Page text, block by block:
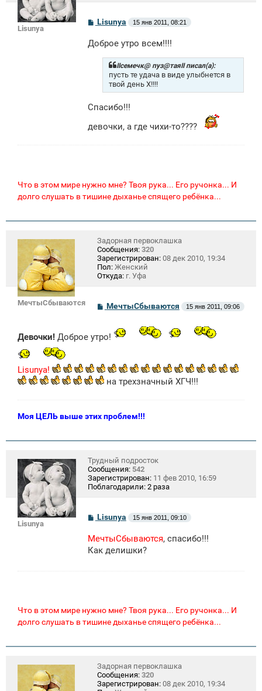
Lisunya
С
о
б
Lisunya 15 янв 2011, 08:21
Доброе утро всем!!!!
IIсемечк@ пуз@таяII писал(а):
пусть те удача в виде улыбнется в
твой день Х!!!!
Спасибо!!!
девочки, а где чихи-то????
Что в этом мире нужно мне? Твоя рука... Его ручонка... И
долго слушать в тишине дыханье спящего ребёнка...
МечтыСбываются
Задорная первоклашка
Сообщения: 320
Зарегистрирован: 08 дек 2010, 19:34
Пол: Женский
Откуда: г. Уфа
С
о
щ
е
МечтыСбываются 15 янв 2011, 09:06
Девочки! Доброе утро!
Lisunya!
на трехзначный ХГЧ!!!
Моя ЦЕЛЬ выше этих проблем!!!
Lisunya
Трудный подросток
Сообщения: 542
Зарегистрирован: 11 фев 2010, 16:59
Поблагодарили: 2 раза
С
о
б
щ
Lisunya 15 янв 2011, 09:10
МечтыСбываются, спасибо!!!
Как делишки?
Что в этом мире нужно мне? Твоя рука... Его ручонка... И
долго слушать в тишине дыханье спящего ребёнка...
Задорная первоклашка
Сообщения: 320
Зарегистрирован: 08 дек 2010, 19:34